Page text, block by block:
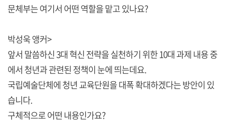
문체부는 여기서 어떤 역할을 맡고 있나요?
박성욱 앵커>
앞서 말씀하신 3대 혁신 전략을 실천하기 위한 10대 과제 내용 중
에서 청년과 관련된 정책이 눈에 띄는데요.
국립예술단체에 청년 교육단원을 대폭 확대하겠다는 방안이 있
습니다.
구체적으로 어떤 내용인가요?